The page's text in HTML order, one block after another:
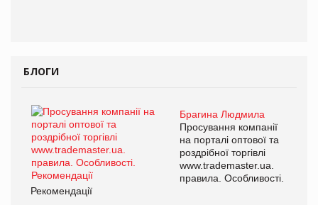
БЛОГИ
Брагина Людмила
Просування компанії
на порталі оптової та
роздрібної торгівлі
www.trademaster.ua.
правила. Особливості.
Рекомендації